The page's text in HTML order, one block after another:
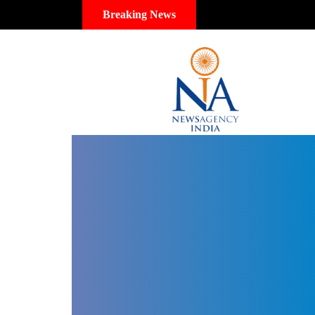
Breaking News